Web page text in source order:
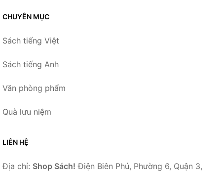
CHUYÊN MỤC
Sách tiếng Việt
Sách tiếng Anh
Văn phòng phẩm
Quà lưu niệm
LIÊN HỆ
Địa chỉ: Shop Sách! Điện Biên Phủ, Phường 6, Quận 3,